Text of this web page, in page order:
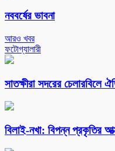
নববর্ষের ভাবনা
আরও খবর
ফটোগ্যালারী
সাতক্ষীরা সদরের চেলারবিলে
বিলাই-নখা: বিপন্ন প্রকৃতির